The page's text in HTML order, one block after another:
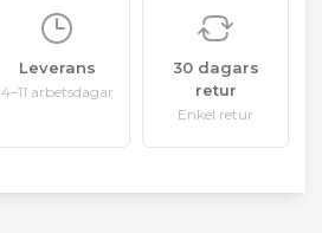
Leverans
4–11 arbetsdagar
30 dagars
retur
Enkel retur